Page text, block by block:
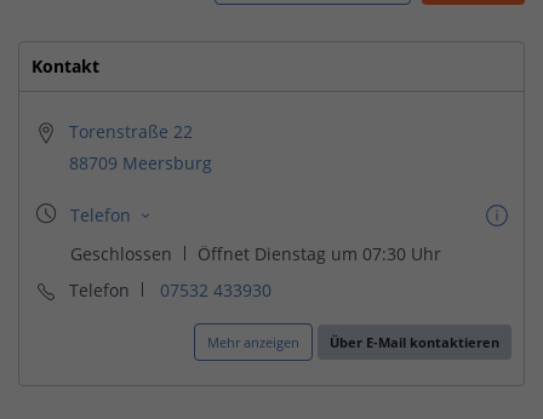
Kontakt
Torenstraße 22
88709 Meersburg
Telefon 07532 433930
Mehr anzeigen Über E-Mail kontaktieren